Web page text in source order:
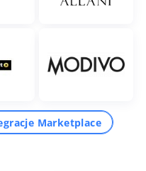
Marketplace